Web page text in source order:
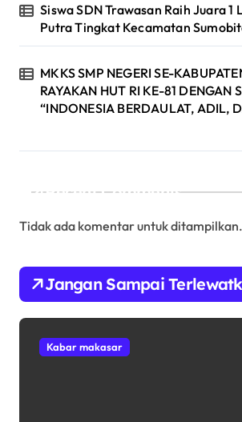
Siswa SDN Trawasan Raih Juara 1
Putra Tingkat Kecamatan
MKKS SMP NEGERI SE-
RAYAKAN HUT RI KE-81 DENGAN
“INDONESIA BERDAULAT, ADIL,
Recent Comments
Tidak ada komentar untuk ditampilkan.
Jangan Sampai
Kabar makasar